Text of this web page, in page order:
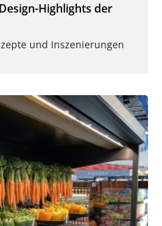
Highlights der
und Inszenierungen